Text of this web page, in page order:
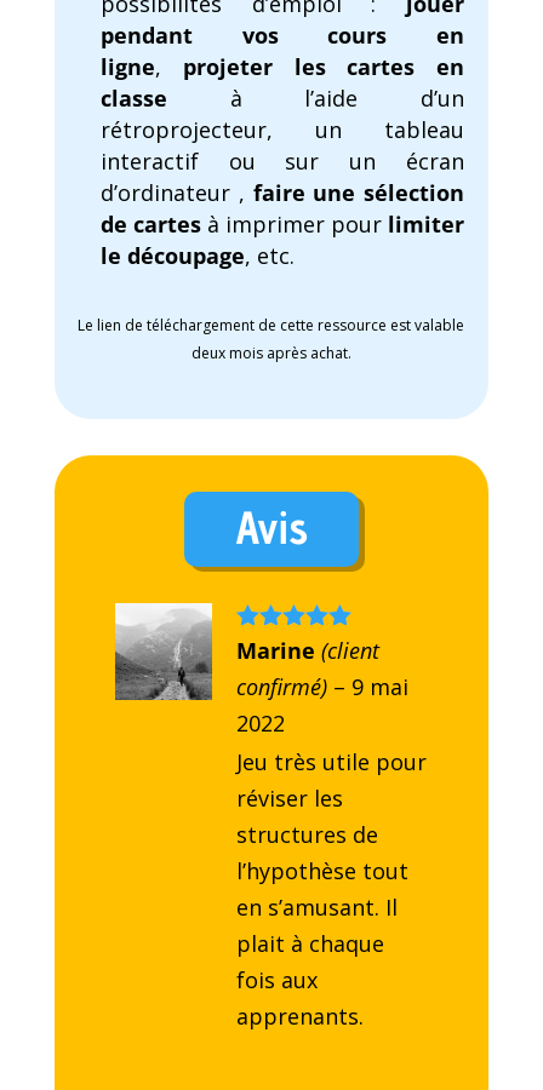
pendant vos cours en
ligne, projeter les cartes en
classe à l’aide d’un
rétroprojecteur, un tableau
interactif ou sur un écran
d’ordinateur , faire une sélection
de cartesà imprimer pour limiter
le découpage, etc.
Le lien de téléchargement de cette ressource est valable
deux mois après achat.
Avis
Note5sur
Marine (client
confirmé) – 9 mai
2022
Jeu très utile pour
réviser les
structures de
l’hypothèse tout
en s’amusant. Il
plait à chaque
fois aux
apprenants.